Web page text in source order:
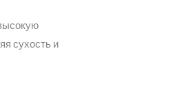
сухость и